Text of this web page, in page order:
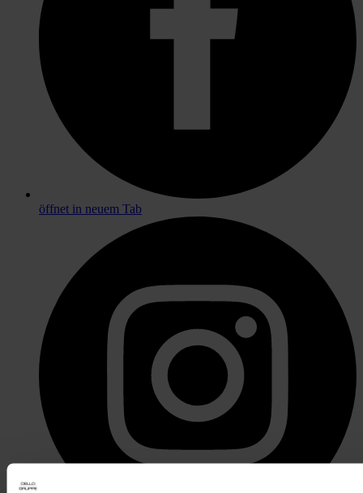
öffnet in neuem Tab